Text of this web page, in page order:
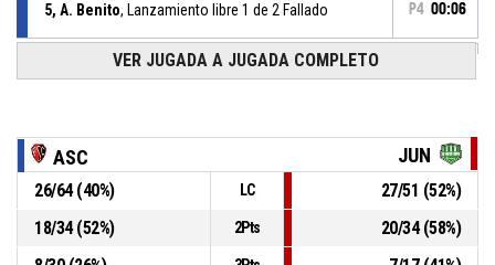
5, A. Benito, Lanzamiento libre 1 de 2 Fallado P4 00:06
5, A. Benito , Falta recibida
5, N. Seoane, Falta antideportiva
P4 00:08
71-73
, Lanzamiento libre 2 de 2 Convertido
- Gana por por 2
P4 00:08 10, L. Mosconi, Lanzamiento libre 1 de 2 Fallado
VER JUGADA A JUGADA COMPLETO
ASC JUN
26/64(40%) LC 27/51 (52%)
18/34(52%) 2Pts 20/34(58%)